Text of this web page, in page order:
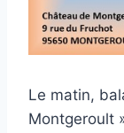
Le matin,
Montgeroult